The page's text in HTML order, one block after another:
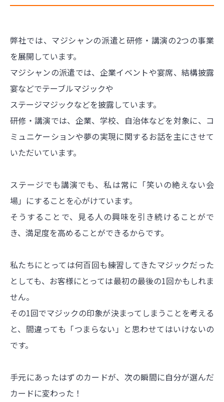
弊社では、マジシャンの派遣と研修・講演の2つの事業
を展開しています。
マジシャンの派遣では、企業イベントや宴席、結構披露
宴などでテーブルマジックや
ステージマジックなどを披露しています。
研修・講演では、企業、学校、自治体などを対象に、コ
ミュニケーションや夢の実現に関するお話を主にさせて
いただいています。
ステージでも講演でも、私は常に「笑いの絶えない会
場」にすることを心がけています。
そうすることで、見る人の興味を引き続けることがで
き、満足度を高めることができるからです。
私たちにとっては何百回も練習してきたマジックだった
としても、お客様にとっては最初の最後の1回かもしれま
せん。
その1回でマジックの印象が決まってしまうことを考える
と、間違っても「つまらない」と思わせてはいけないの
です。
手元にあったはずのカードが、次の瞬間に自分が選んだ
カードに変わった！